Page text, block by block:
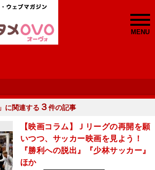
MENU
」に関連する ３件の記事
【映画コラム】Ｊリーグの再開を願
いつつ、サッカー映画を見よう！
『勝利への脱出』『少林サッカー』
ほか